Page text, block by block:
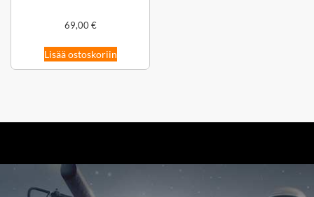
69,00€
Lisää ostoskoriin